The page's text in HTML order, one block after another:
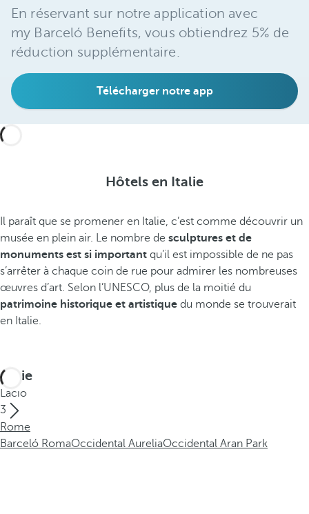
En réservant sur notre application avec
my Barceló Benefits, vous obtiendrez 5% de
réduction supplémentaire.
Télécharger notre app
Hôtels en Italie
Il paraît que se promener en Italie, c’est comme découvrir un
musée en plein air. Le nombre de sculptures et de
monuments est si important qu’il est impossible de ne pas
s’arrêter à chaque coin de rue pour admirer les nombreuses
œuvres d’art. Selon l’UNESCO, plus de la moitié du
patrimoine historique et artistique du monde se trouverait
en Italie.
Italie
Lacio
3
Rome
Barceló RomaOccidental AureliaOccidental Aran Park